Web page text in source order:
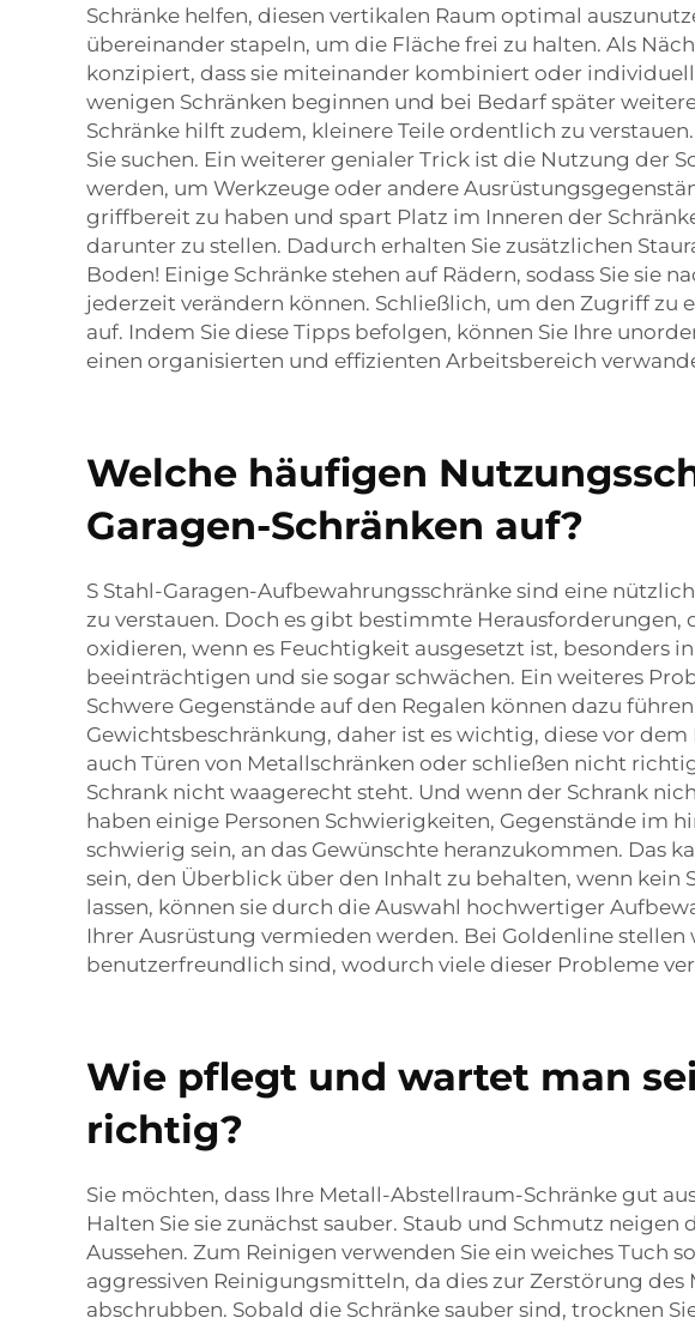
Schränke helfen, diesen vertikalen Raum optimal
übereinander stapeln, um die Fläche frei zu halten. Als
konzipiert, dass sie miteinander kombiniert oder
wenigen Schränken beginnen und bei Bedarf später
Schränke hilft zudem, kleinere Teile ordentlich zu
Sie suchen. Ein weiterer genialer Trick ist die Nutzung der
werden, um Werkzeuge oder andere
griffbereit zu haben und spart Platz im Inneren der
darunter zu stellen. Dadurch erhalten Sie zusätzlichen
Boden! Einige Schränke stehen auf Rädern, sodass Sie sie
jederzeit verändern können. Schließlich, um den Zugriff zu
auf. Indem Sie diese Tipps befolgen, können Sie Ihre
einen organisierten und effizienten Arbeitsbereich
Welche häufigen
Garagen-Schränken auf?
S Stahl-Garagen-Aufbewahrungsschränke sind eine
zu verstauen. Doch es gibt bestimmte
oxidieren, wenn es Feuchtigkeit ausgesetzt ist, besonders
beeinträchtigen und sie sogar schwächen. Ein weiteres
Schwere Gegenstände auf den Regalen können dazu
Gewichtsbeschränkung, daher ist es wichtig, diese vor
auch Türen von Metallschränken oder schließen nicht
Schrank nicht waagerecht steht. Und wenn der Schrank
haben einige Personen Schwierigkeiten, Gegenstände im
schwierig sein, an das Gewünschte heranzukommen. Das
sein, den Überblick über den Inhalt zu behalten, wenn
lassen, können sie durch die Auswahl hochwertiger
Ihrer Ausrüstung vermieden werden. Bei Goldenline
benutzerfreundlich sind, wodurch viele dieser Probleme
Wie pflegt und wartet man
richtig?
Sie möchten, dass Ihre Metall-Abstellraum-Schränke gut
Halten Sie sie zunächst sauber. Staub und Schmutz
Aussehen. Zum Reinigen verwenden Sie ein weiches
aggressiven Reinigungsmitteln, da dies zur Zerstörung
abschrubben. Sobald die Schränke sauber sind, trocknen